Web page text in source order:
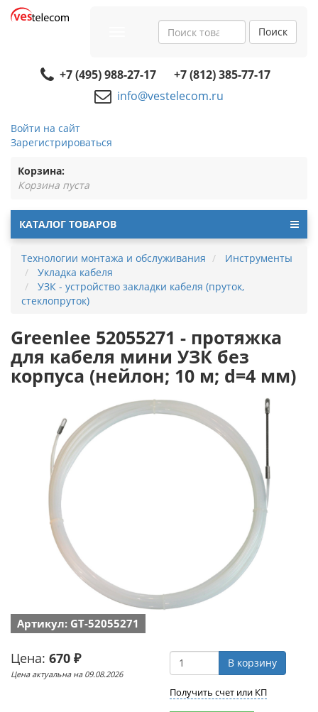
navigation
Поиск
+7 (495) 988-27-17
+7 (812) 385-77-17
info@vestelecom.ru
Войти на сайт
Зарегистрироваться
Корзина:
Корзина пуста
КАТАЛОГ ТОВАРОВ
Технологии монтажа и обслуживания
Инструменты
Укладка кабеля
УЗК - устройство закладки кабеля (пруток,
стеклопруток)
Greenlee 52055271 - протяжка
для кабеля мини УЗК без
корпуса (нейлон; 10 м; d=4 мм)
Артикул: GT-52055271
Цена: 670 ₽
Цена актуальна на 09.08.2026
В корзину
Получить счет или КП